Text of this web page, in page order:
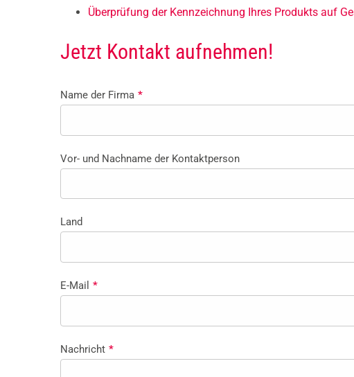
Überprüfung der Kennzeichnung Ihres Produkts auf
Jetzt Kontakt aufnehmen!
Name der Firma *
Vor- und Nachname der Kontaktperson
Land
E-Mail *
Nachricht *